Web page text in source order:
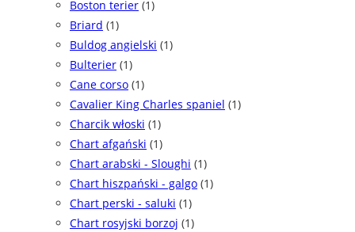
Boston terier (1)
Briard (1)
Buldog angielski (1)
Bulterier (1)
Cane corso (1)
Cavalier King Charles spaniel (1)
Charcik włoski (1)
Chart afgański (1)
Chart arabski - Sloughi (1)
Chart hiszpański - galgo (1)
Chart perski - saluki (1)
Chart rosyjski borzoj (1)